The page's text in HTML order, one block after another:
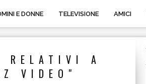
E DONNE TELEVISIONE AMICI
RELATIVI A
VIDEO"